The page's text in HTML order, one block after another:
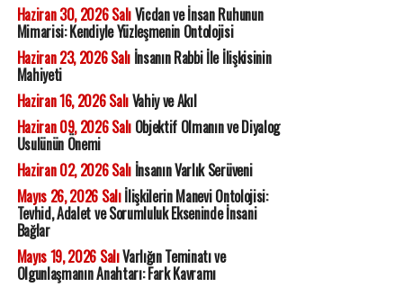
Haziran 30, 2026 SalıVicdan ve İnsan Ruhunun
Mimarisi: Kendiyle Yüzleşmenin Ontolojisi
Haziran 23, 2026 Salıİnsanın Rabbi İle İlişkisinin
Mahiyeti
Haziran 16, 2026 SalıVahiy ve Akıl
Haziran 09, 2026 SalıObjektif Olmanın ve Diyalog
Usulünün Önemi
Haziran 02, 2026 Salıİnsanın Varlık Serüveni
Mayıs 26, 2026 Salıİlişkilerin Manevi Ontolojisi:
Tevhid, Adalet ve Sorumluluk Ekseninde İnsani
Bağlar
Mayıs 19, 2026 SalıVarlığın Teminatı ve
Olgunlaşmanın Anahtarı: Fark Kavramı